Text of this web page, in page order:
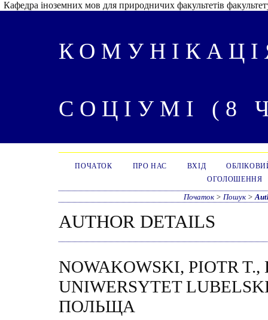
Кафедра іноземних мов для природничих факультетів
СОЦІУМІ (8
ПОЧАТОК ПРО НАС ВХІД
ОГОЛОШЕННЯ
Початок> Пошук>
AUTHOR DETAILS
NOWAKOWSKI, PIOTR
UNIWERSYTET
ПОЛЬЩА